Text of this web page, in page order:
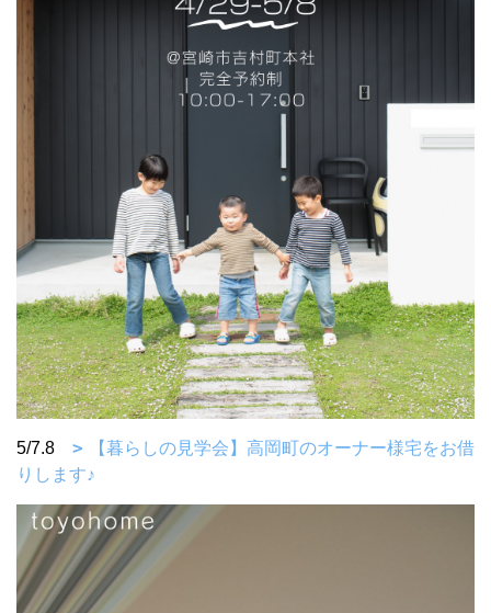
5/7.8
【暮らしの見学会】高岡町のオーナー様宅をお借
りします♪